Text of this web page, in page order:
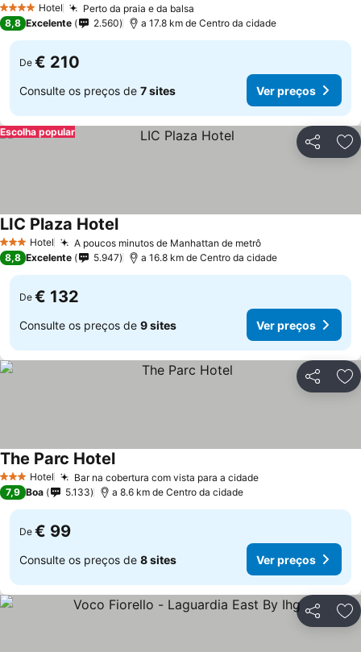
4 EstrelasHotel Perto da praia e da balsa
8,8 Excelente 2.560 a 17.8 km de Centro da cidade
De € 210
Consulte os preços de 7 sites Ver preços
Partilhar
Escolha popular
3 EstrelasHotel A poucos minutos de Manhattan de metrô
LIC Plaza Hotel
8,8 Excelente 5.947 a 16.8 km de Centro da cidade
De € 132
Consulte os preços de 9 sites Ver preços
Partilhar
3 EstrelasHotel Bar na cobertura com vista para a cidade
The Parc Hotel
7,9 Boa 5.133 a 8.6 km de Centro da cidade
De € 99
Consulte os preços de 8 sites Ver preços
Partilhar